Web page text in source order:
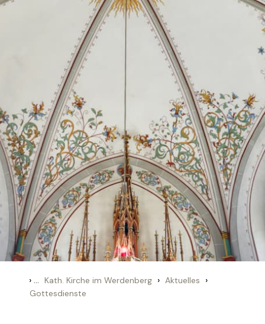
› ... Kath. Kirche im Werdenberg › Aktuelles ›
Gottesdienste